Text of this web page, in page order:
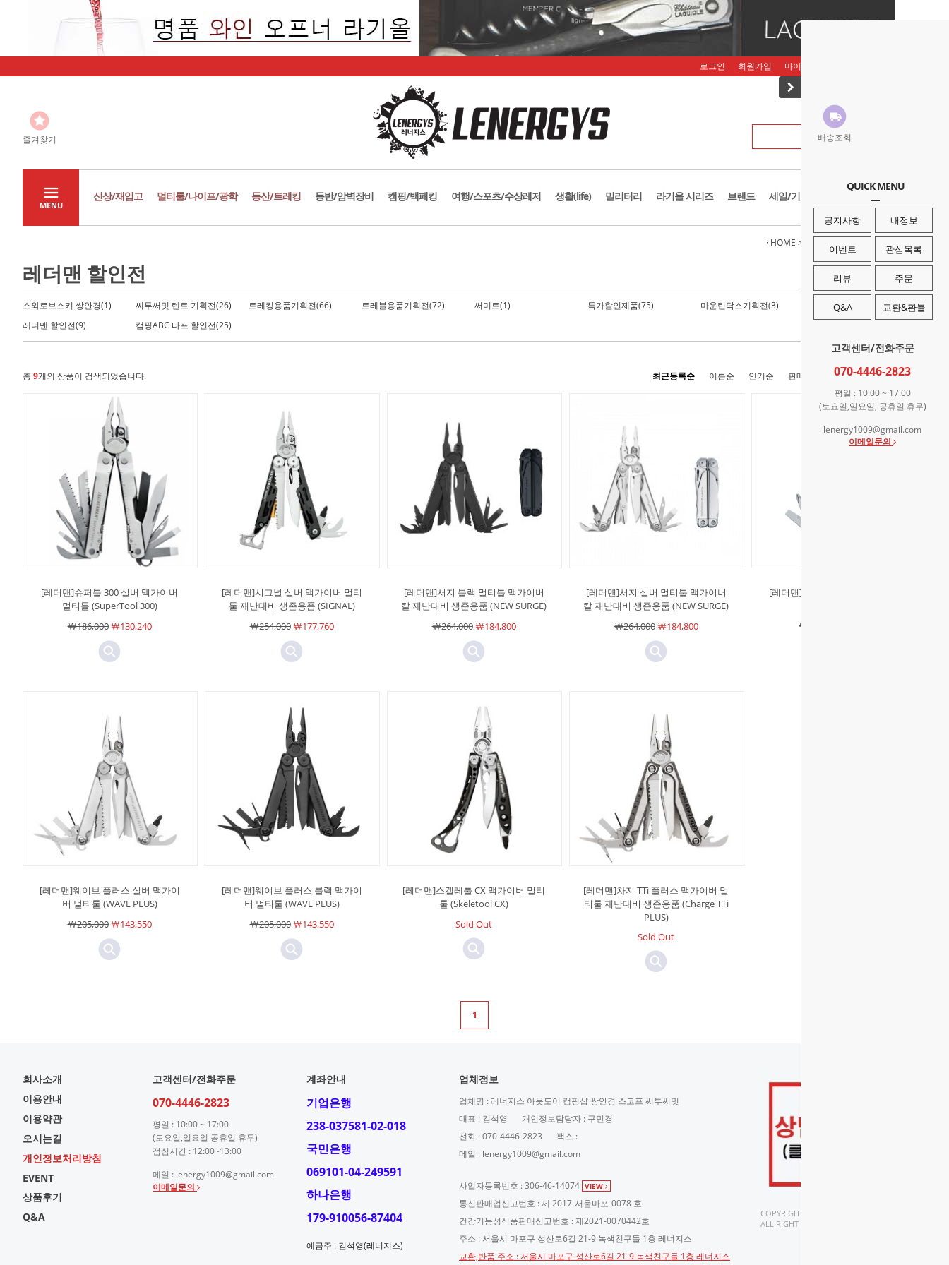
배송조회
QUICK MENU
공지사항 내정보
이벤트 관심목록
리뷰 주문
Q&A 교환&환불
고객센터/전화주문
070-4446-2823
평일 : 10:00 ~ 17:00
(토요일,일요일, 공휴일 휴무)
lenergy1009@gmail.com
이메일문의
로그인 회원가입 마이페이지
즐겨찾기
MENU
신상/재입고 멀티툴/나이프/광학 등산/트레킹 등반/암벽장비 캠핑/백패킹 여행/스포츠/수상레저 생활(life) 밀리터리 라기올 시리즈 브랜드 세일/기획존
· HOME >
레더맨 할인전
스와로브스키 쌍안경(1) 씨투써밋 텐트 기획전(26) 트레킹용품기획전(66) 트레블용품기획전(72) 써미트(1) 특가할인제품(75) 마운틴닥스기획전(3)
스노우라인 할인전(2)
레더맨 할인전(9)
캠핑ABC 타프 할인전(25)
총 9개의 상품이 검색되었습니다. 최근등록순 이름순 인기순 판매순 높은가격순 낮은가격순
[레더맨]슈퍼툴 300 실버 맥가이버
멀티툴 (SuperTool 300)
￦186,000￦130,240
[레더맨]시그널 실버 맥가이버 멀티
툴 재난대비 생존용품 (SIGNAL)
￦254,000￦177,760
[레더맨]서지 블랙 멀티툴 맥가이버
칼 재난대비 생존용품 (NEW SURGE)
￦264,000￦184,800
[레더맨]서지 실버 멀티툴 맥가이버
칼 재난대비 생존용품 (NEW SURGE)
￦264,000￦184,800
[레더맨]사이드킥 맥가이버 멀티툴
￦134,000
[레더맨]웨이브 플러스 실버 맥가이
버 멀티툴 (WAVE PLUS)
￦205,000￦143,550
[레더맨]웨이브 플러스 블랙 맥가이
버 멀티툴 (WAVE PLUS)
￦205,000￦143,550
[레더맨]스켈레툴 CX 맥가이버 멀티
툴 (Skeletool CX)
Sold Out
[레더맨]차지 TTi 플러스 맥가이버 멀
티툴 재난대비 생존용품 (Charge TTi
PLUS)
Sold Out
1
회사소개
이용안내
이용약관
오시는길
개인정보처리방침
EVENT
상품후기
Q&A
고객센터/전화주문
070-4446-2823
평일 : 10:00 ~ 17:00
(토요일,일요일 공휴일 휴무)
점심시간 : 12:00~13:00
메일 : lenergy1009@gmail.com
이메일문의
계좌안내
기업은행
238-037581-02-018
국민은행
069101-04-249591
하나은행
179-910056-87404
예금주 : 김석영(레너지스)
업체정보
업체명 : 레너지스 아웃도어 캠핑샵 쌍안경 스코프 씨투써밋
대표 : 김석영
개인정보담당자 : 구민경
전화 : 070-4446-2823
팩스 :
메일 : lenergy1009@gmail.com
사업자등록번호 : 306-46-14074 VIEW
통신판매업신고번호 : 제 2017-서울마포-0078 호
건강기능성식품판매신고번호 : 제2021-0070442호
주소 : 서울시 마포구 성산로6길 21-9 녹색친구들 1층 레너지스
교환,반품 주소 : 서울시 마포구 성산로6길 21-9 녹색친구들 1층 레너지스
COPYRIGHT(C).
ALL RIGHT RESERVED.